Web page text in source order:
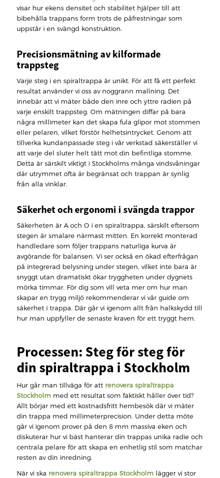
visar hur ekens densitet och stabilitet hjälper till att
bibehålla trappans form trots de påfrestningar som
uppstår i en svängd konstruktion.
Precisionsmätning av kilformade
trappsteg
Varje steg i en spiraltrappa är unikt. För att få ett perfekt
resultat använder vi oss av noggrann mallning. Det
innebär att vi mäter både den inre och yttre radien på
varje enskilt trappsteg. Om mätningen diffar på bara
några millimeter kan det skapa fula glipor mot stommen
eller pelaren, vilket förstör helhetsintrycket. Genom att
tillverka kundanpassade steg i vår verkstad säkerställer vi
att varje del sluter helt tätt mot din befintliga stomme.
Detta är särskilt viktigt i Stockholms många vindsvåningar
där utrymmet ofta är begränsat och trappan är synlig
från alla vinklar.
Säkerhet och ergonomi i svängda trappor
Säkerheten är A och O i en spiraltrappa, särskilt eftersom
stegen är smalare närmast mitten. En korrekt monterad
handledare som följer trappans naturliga kurva är
avgörande för balansen. Vi ser också en ökad efterfrågan
på integrerad belysning under stegen, vilket inte bara är
snyggt utan dramatiskt ökar tryggheten under dygnets
mörka timmar. För dig som vill veta mer om hur man
skapar en trygg miljö rekommenderar vi vår guide om
säkerhet i trappa. Där går vi igenom allt från halkskydd till
hur man uppfyller de senaste kraven för ett tryggt hem.
Processen: Steg för steg för
din spiraltrappa i Stockholm
Hur går man tillväga för att renovera spiraltrappa
Stockholm med ett resultat som faktiskt håller över tid?
Allt börjar med ett kostnadsfritt hembesök där vi mäter
din trappa med millimeterprecision. Under detta möte
går vi igenom prover på den 8 mm massiva eken och
diskuterar hur vi bäst hanterar din trappas unika radie och
centrala pelare för att skapa en enhetlig stil som matchar
resten av din inredning.
När vi ska renovera spiraltrappa Stockholm lägger vi stor